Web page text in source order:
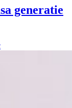
generatie